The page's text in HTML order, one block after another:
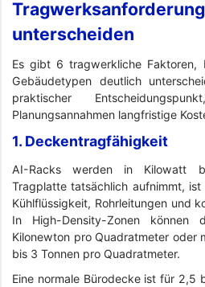
unterscheiden
Es gibt 6 tragwerkliche Faktoren,
Gebäudetypen deutlich
praktischer
Planungsannahmen langfristige
1. Deckentragfähigkeit
AI-Racks werden in Kilowatt
Tragplatte tatsächlich aufnimmt,
Kühlflüssigkeit, Rohrleitungen und
In High-Density-Zonen
Kilonewton pro Quadratmeter oder
bis 3 Tonnen pro Quadratmeter.
Eine normale Bürodecke ist für 2,5